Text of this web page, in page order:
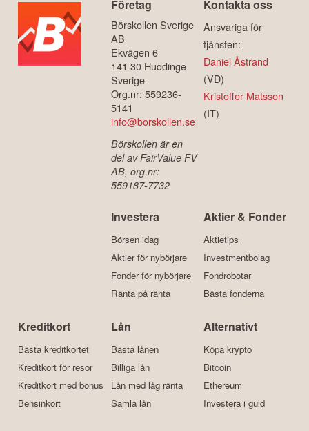
Företag
Börskollen Sverige
AB
Ekvägen 6
141 30 Huddinge
Sverige
Org.nr: 559236-
5141
info@borskollen.se
Börskollen är en
del av FairValue FV
AB, org.nr:
559187-7732
Kontakta oss
Ansvariga för
tjänsten:
Daniel Åstrand
(VD)
Kristoffer Matsson
(IT)
Investera
Börsen idag
Aktier för nybörjare
Fonder för nybörjare
Ränta på ränta
Aktier & Fonder
Aktietips
Investmentbolag
Fondrobotar
Bästa fonderna
Kreditkort
Bästa kreditkortet
Kreditkort för resor
Kreditkort med bonus
Bensinkort
Lån
Bästa lånen
Billiga lån
Lån med låg ränta
Samla lån
Alternativt
Köpa krypto
Bitcoin
Ethereum
Investera i guld